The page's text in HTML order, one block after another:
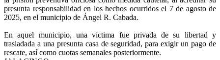
presunta responsabilidad en los hechos ocurridos el 7 de agosto de
2025, en el municipio de Ángel R. Cabada.
En aquel municipio, una víctima fue privada de su libertad y
trasladada a una presunta casa de seguridad, para exigir un pago de
rescate, así como cuotas semanales posteriormente.